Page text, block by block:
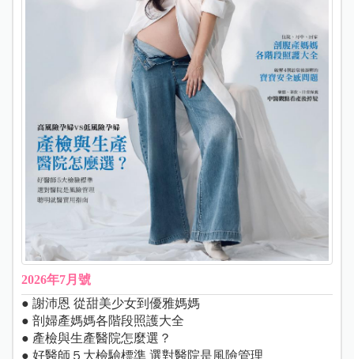
2026年7月號
● 謝沛恩 從甜美少女到優雅媽媽
● 剖婦產媽媽各階段照護大全
● 產檢與生產醫院怎麼選？
● 好醫師５大檢驗標準 選對醫院是風險管理